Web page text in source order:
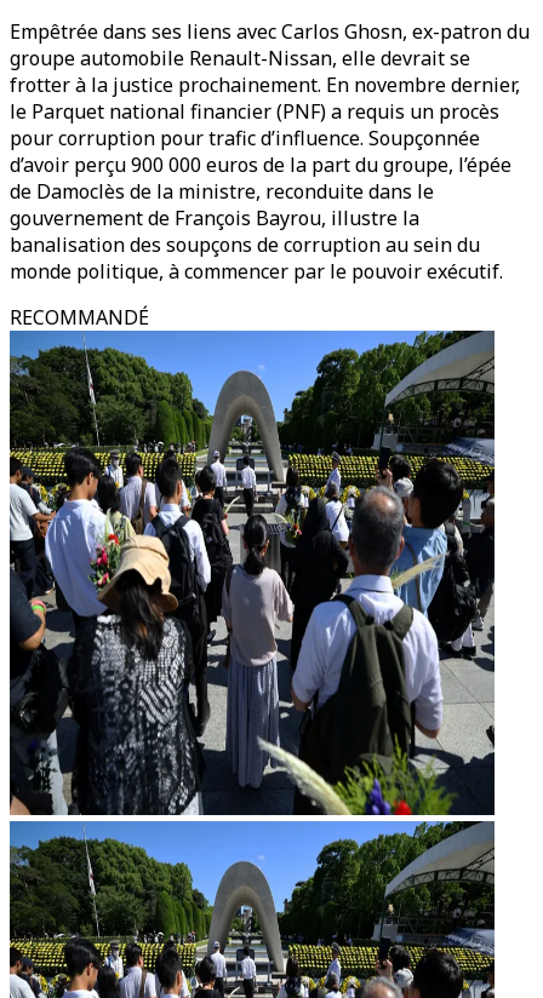
Empêtrée dans ses liens avec Carlos Ghosn, ex-patron du
groupe automobile Renault-Nissan, elle devrait se
frotter à la justice prochainement. En novembre dernier,
le Parquet national financier (PNF) a requis un procès
pour corruption pour trafic d’influence. Soupçonnée
d’avoir perçu 900 000 euros de la part du groupe, l’épée
de Damoclès de la ministre, reconduite dans le
gouvernement de François Bayrou, illustre la
banalisation des soupçons de corruption au sein du
monde politique, à commencer par le pouvoir exécutif.
RECOMMANDÉ